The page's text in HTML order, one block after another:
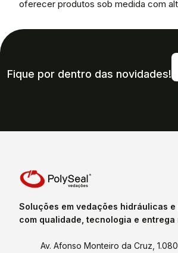
oferecer produtos sob medida com
Fique por dentro das novidades!
Soluções em vedações hidráulicas e
com qualidade, tecnologia e entrega
Av. Afonso Monteiro da Cruz,